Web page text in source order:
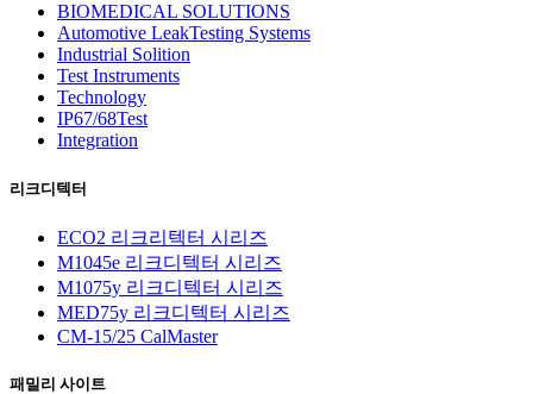
BIOMEDICAL SOLUTIONS
Automotive LeakTesting Systems
Industrial Solition
Test Instruments
Technology
IP67/68Test
Integration
리크디텍터
ECO2 리크리텍터 시리즈
M1045e 리크디텍터 시리즈
M1075y 리크디텍터 시리즈
MED75y 리크디텍터 시리즈
CM-15/25 CalMaster
패밀리 사이트